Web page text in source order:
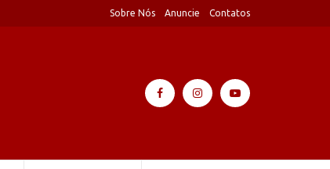
Sobre Nós Anuncie Contatos